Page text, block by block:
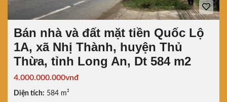
Bán nhà và đất mặt tiền Quốc Lộ
1A, xã Nhị Thành, huyện Thủ
Thừa, tỉnh Long An, Dt 584 m2
4.000.000.000vnđ
Diện tích: 584 m²